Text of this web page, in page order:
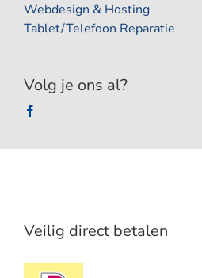
Webdesign & Hosting
Tablet/Telefoon Reparatie
Volg je ons al?
Veilig direct betalen